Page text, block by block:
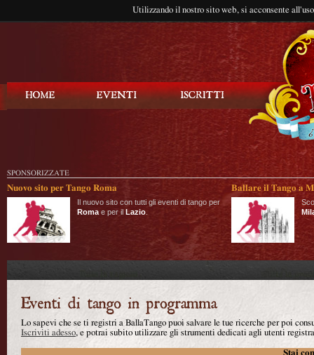
Utilizzando il nostro sito web, si acconsente
SPONSORIZZATE
Nuovo sito per Tango Roma
Il nuovo sito con tutti gli eventi di tango per
Roma e per il Lazio
Ballare il Tango a
Lo sapevi che se ti registri a BallaTango puoi salvare le tue ricerche per poi
Iscriviti adesso, e potrai subito utilizzare gli strumenti dedicati agli utenti